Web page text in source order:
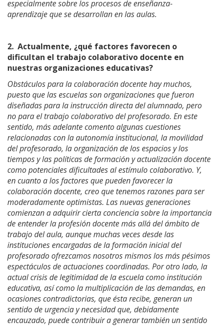
especialmente sobre los procesos de enseñanza-
aprendizaje que se desarrollan en las aulas.
2. Actualmente, ¿qué factores favorecen o
dificultan el trabajo colaborativo docente en
nuestras organizaciones educativas?
Obstáculos para la colaboración docente hay muchos,
puesto que las escuelas son organizaciones que fueron
diseñadas para la instrucción directa del alumnado, pero
no para el trabajo colaborativo del profesorado. En este
sentido, más adelante comento algunas cuestiones
relacionadas con la autonomía institucional, la movilidad
del profesorado, la organización de los espacios y los
tiempos y las políticas de formación y actualización docente
como potenciales dificultades al estímulo colaborativo. Y,
en cuanto a los factores que pueden favorecer la
colaboración docente, creo que tenemos razones para ser
moderadamente optimistas. Las nuevas generaciones
comienzan a adquirir cierta conciencia sobre la importancia
de entender la profesión docente más allá del ámbito de
trabajo del aula, aunque muchas veces desde las
instituciones encargadas de la formación inicial del
profesorado ofrezcamos nosotros mismos los más pésimos
espectáculos de actuaciones coordinadas. Por otro lado, la
actual crisis de legitimidad de la escuela como institución
educativa, así como la multiplicación de las demandas, en
ocasiones contradictorias, que ésta recibe, generan un
sentido de urgencia y necesidad que, debidamente
encauzado, puede contribuir a generar también un sentido